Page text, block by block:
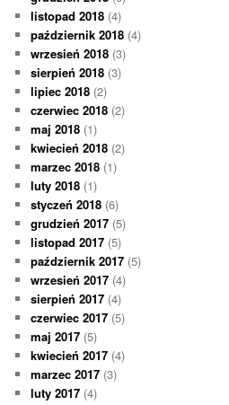
listopad 2018 (4)
październik 2018 (4)
wrzesień 2018 (3)
sierpień 2018 (3)
lipiec 2018 (2)
czerwiec 2018 (2)
maj 2018 (1)
kwiecień 2018 (2)
marzec 2018 (1)
luty 2018 (1)
styczeń 2018 (6)
grudzień 2017 (5)
listopad 2017 (5)
październik 2017 (5)
wrzesień 2017 (4)
sierpień 2017 (4)
czerwiec 2017 (5)
maj 2017 (5)
kwiecień 2017 (4)
marzec 2017 (3)
luty 2017 (4)